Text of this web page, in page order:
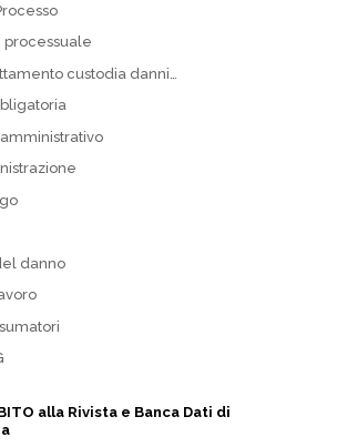
custodia danni…
danno
alla Rivista e Banca Dati di